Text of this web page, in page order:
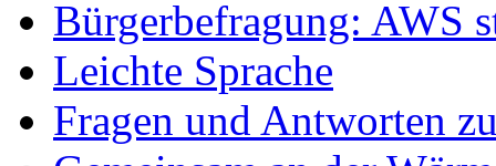
Bürgerbefragung: AWS
Leichte Sprache
Fragen und Antworten